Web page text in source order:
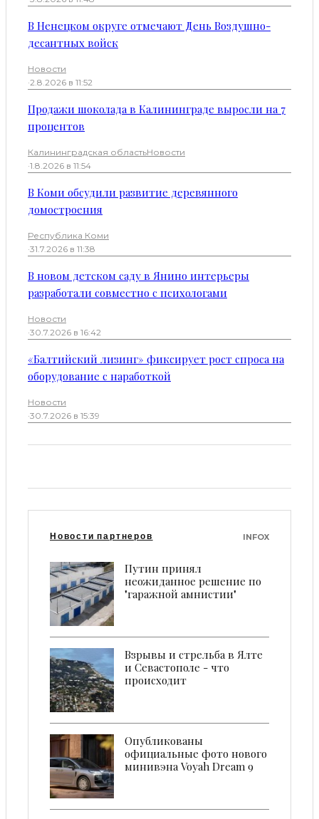
В Ненецком округе отмечают День Воздушно-
десантных войск
Новости
·2.8.2026 в 11:52
Продажи шоколада в Калининграде выросли на 7
процентов
Калининградская областьНовости
·1.8.2026 в 11:54
В Коми обсудили развитие деревянного
домостроения
Республика Коми
·31.7.2026 в 11:38
В новом детском саду в Янино интерьеры
разработали совместно с психологами
Новости
·30.7.2026 в 16:42
«Балтийский лизинг» фиксирует рост спроса на
оборудование с наработкой
Новости
·30.7.2026 в 15:39
Новости партнеров INFOX
Путин принял
неожиданное решение по
"гаражной амнистии"
Взрывы и стрельба в Ялте
и Севастополе - что
происходит
Опубликованы
официальные фото нового
минивэна Voyah Dream 9